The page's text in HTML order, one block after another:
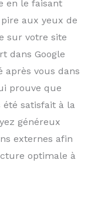
en le faisant
aux yeux de
sur votre site
dans Google
vous dans
prouve que
été satisfait à la
généreux
externes afin
optimale à